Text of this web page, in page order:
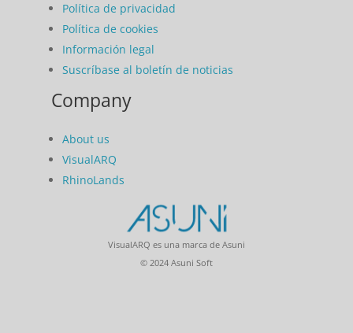
Política de privacidad
Política de cookies
Información legal
Suscríbase al boletín de noticias
Company
About us
VisualARQ
RhinoLands
VisualARQ es una marca de Asuni
© 2024 Asuni Soft